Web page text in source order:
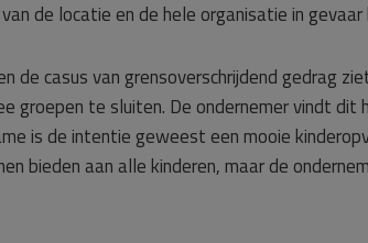
de locatie en de hele organisatie in gevaar
de casus van grensoverschrijdend gedrag
groepen te sluiten. De ondernemer vindt dit
is de intentie geweest een mooie
bieden aan alle kinderen, maar de